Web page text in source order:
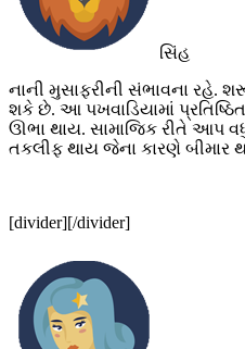
સિંહ
નાની મુસાફરીની સંભાવના રહે.
શકે છે. આ પખવાડિયામાં
ઊભા થાય. સામાજિક રીતે આપ
તકલીફ થાય જેના કારણે બીમાર
[divider][/divider]